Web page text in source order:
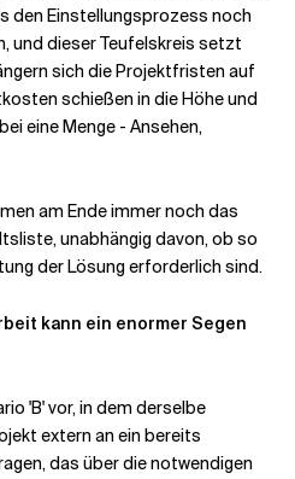
den Einstellungsprozess noch
und dieser Teufelskreis setzt
sich die Projektfristen auf
schießen in die Höhe und
eine Menge - Ansehen,
am Ende immer noch das
unabhängig davon, ob so
der Lösung erforderlich sind.
kann ein enormer Segen
'B' vor, in dem derselbe
extern an ein bereits
das über die notwendigen